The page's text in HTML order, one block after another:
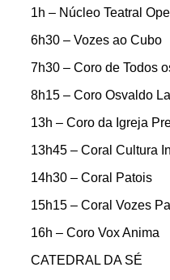
1h – Núcleo Teatral
6h30 – Vozes ao Cubo
7h30 – Coro de Todos
8h15 – Coro Osvaldo
13h – Coro da Igreja
13h45 – Coral Cultura
14h30 – Coral Patois
15h15 – Coral Vozes
16h – Coro Vox Anima
CATEDRAL DA SÉ